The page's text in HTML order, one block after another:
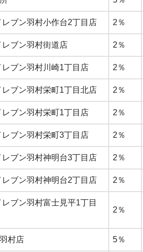
レブン羽村小作台2丁目店 2％
レブン羽村街道店 2％
レブン羽村川崎1丁目店 2％
レブン羽村栄町1丁目北店 2％
レブン羽村栄町1丁目店 2％
レブン羽村栄町3丁目店 2％
レブン羽村神明台3丁目店 2％
レブン羽村神明台2丁目店 2％
ブン羽村富士見平1丁目
2％
村店 5％